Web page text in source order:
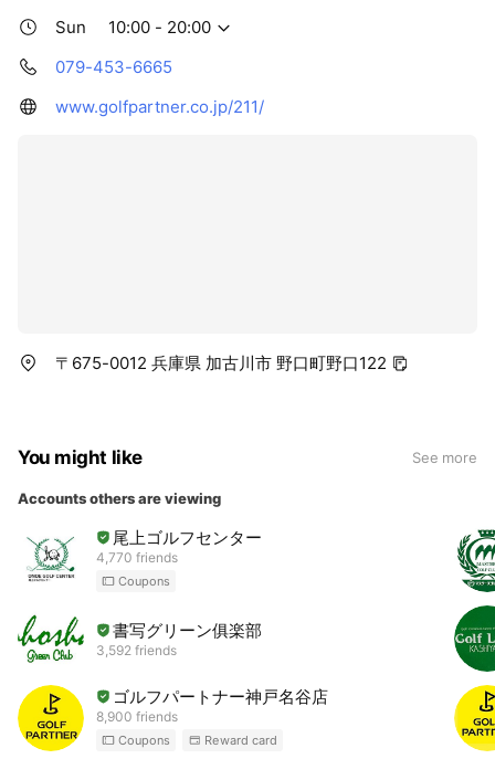
Sun
10:00 - 20:00
079-453-6665
www.golfpartner.co.jp/211/
〒675-0012 兵庫県 加古川市 野口町野口122
You might like See more
Accounts others are viewing
尾上ゴルフセンター
4,770 friends
Coupons
書写グリーン俱楽部
3,592 friends
ゴルフパートナー神戸名谷店
8,900 friends
Coupons Reward card